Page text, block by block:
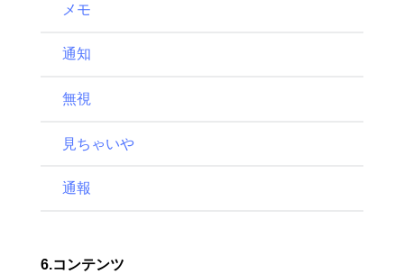
メモ
通知
無視
見ちゃいや
通報
6.コンテンツ